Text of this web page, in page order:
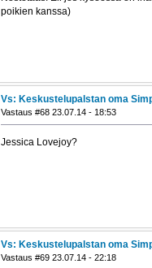
poikien kanssa)
Vs: Keskustelupalstan oma
Vastaus #68 23.07.14 - 18:53
Jessica Lovejoy?
Vs: Keskustelupalstan oma
Vastaus #69 23.07.14 - 22:18